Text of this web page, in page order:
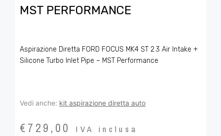
MST PERFORMANCE
Aspirazione Diretta FORD FOCUS MK4 ST 2.3 Air Intake +
Silicone Turbo Inlet Pipe – MST Performance
Vedi anche: kit aspirazione diretta auto
€729,00 IVA inclusa